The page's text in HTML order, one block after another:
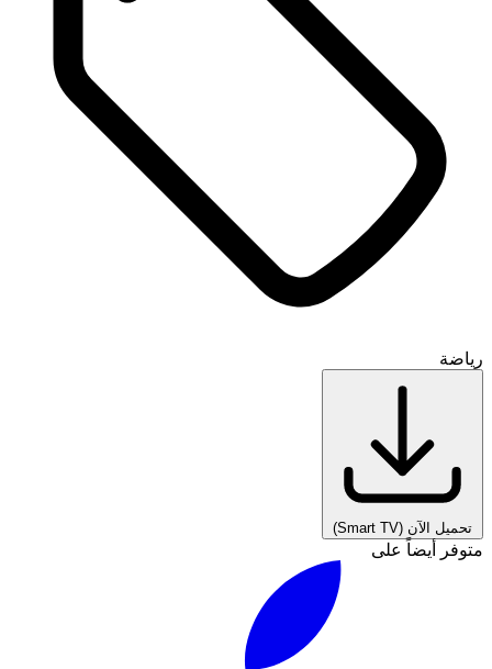
رياضة
تحميل الآن (Smart TV)
متوفر أيضاً على